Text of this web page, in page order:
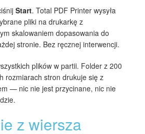
Start. Total PDF Printer wysyła
pliki na drukarkę z
skalowaniem dopasowania do
stronie. Bez ręcznej interwencji.
plików w partii. Folder z 200
rozmiarach stron drukuje się z
— nic nie jest przycinane, nic nie
z wiersza